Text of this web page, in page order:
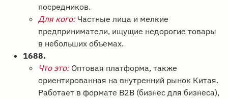
посредников.
Для кого:Частные лица и мелкие
предприниматели, ищущие недорогие товары
в небольших объемах.
1688.
Что это:Оптовая платформа, также
ориентированная на внутренний рынок Китая.
Работает в формате B2B (бизнес для бизнеса),